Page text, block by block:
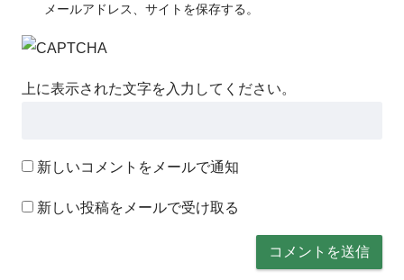
メールアドレス、サイトを保存する。
上に表示された文字を入力してください。
新しいコメントをメールで通知
新しい投稿をメールで受け取る